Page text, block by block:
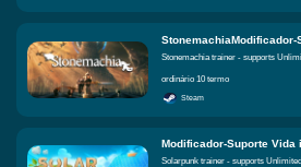
ordinário 10 termo
Steam